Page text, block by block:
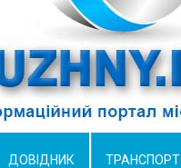
ДОВІДНИК ТРАНСПОРТ